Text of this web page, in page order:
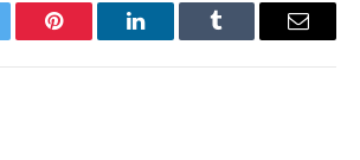
Pinterest LinkedInTumblr Email